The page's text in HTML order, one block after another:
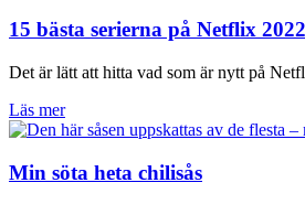
15 bästa serierna på Netflix 2022
Det är lätt att hitta vad som är nytt på
Läs mer
Min söta heta chilisås